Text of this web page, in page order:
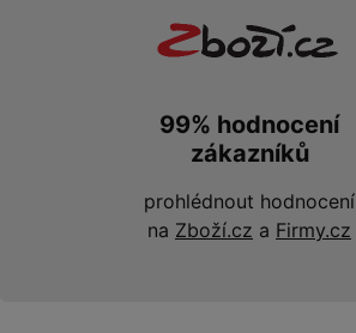
99% hodnocení
zákazníků
prohlédnout hodnocení
na Zboží.cz a Firmy.cz